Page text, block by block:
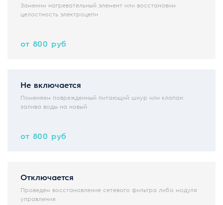
Заменим нагревательный элемент или восстановим
целостность электроцепи
от 800 руб
Не включается
Поменяем поврежденный питающий шнур или клапан
залива воды на новый
от 800 руб
Отключается
Проведем восстановление сетевого фильтра либо модуля
управления